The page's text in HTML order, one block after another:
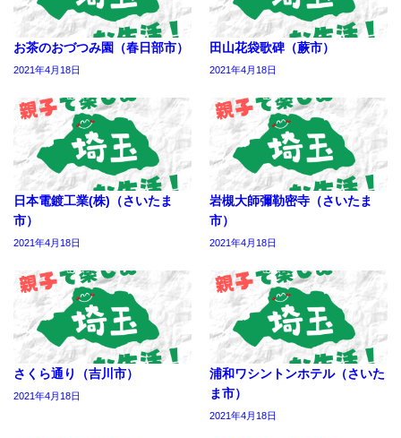
お茶のおづつみ園（春日部市）
2021年4月18日
田山花袋歌碑（蕨市）
2021年4月18日
日本電鍍工業(株)（さいたま
市）
2021年4月18日
岩槻大師彌勒密寺（さいたま
市）
2021年4月18日
さくら通り（吉川市）
2021年4月18日
浦和ワシントンホテル（さいた
ま市）
2021年4月18日